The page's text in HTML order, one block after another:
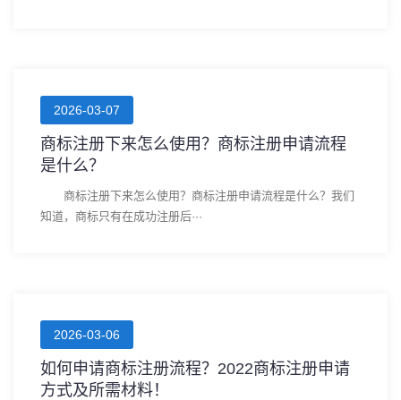
2026-03-07
商标注册下来怎么使用？商标注册申请流程
是什么？
商标注册下来怎么使用？商标注册申请流程是什么？我们
知道，商标只有在成功注册后···
2026-03-06
如何申请商标注册流程？2022商标注册申请
方式及所需材料！